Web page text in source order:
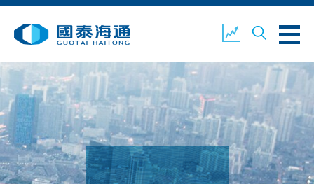
业务概览 公司新闻